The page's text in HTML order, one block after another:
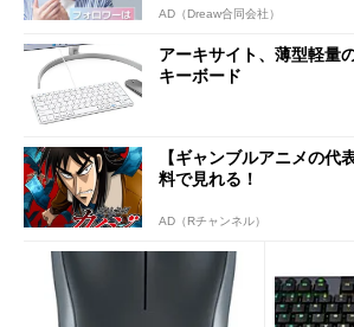
AD（Dreaw合同会社）
アーキサイト、薄型軽量
キーボード
【ギャンブルアニメの代
料で見れる！
AD（Rチャンネル）